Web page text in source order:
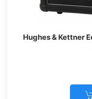
Hughes & Kettner